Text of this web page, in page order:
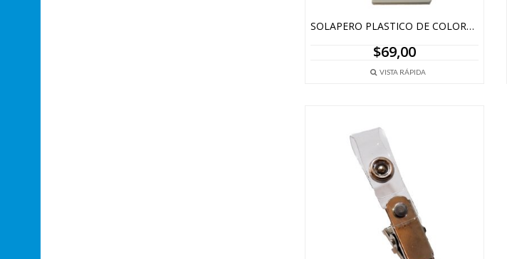
SOLAPERO PLASTICO DE COLORES CON CINTA
$69,00
VISTA RÁPIDA